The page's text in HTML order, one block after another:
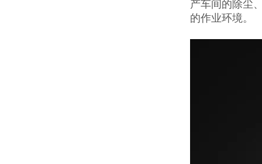
产车间的除尘
的作业环境。